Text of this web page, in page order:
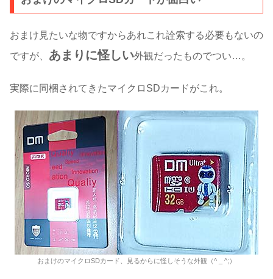
おまけ見たいな物ですからあれこれ詮索する必要もないの
ですが、 あまりに怪しい外観だったものでつい…。
実際に同梱されてきたマイクロSDカードがこれ。
おまけのマイクロSDカード、見るからに怪しそうな外観（^ _ ^;）